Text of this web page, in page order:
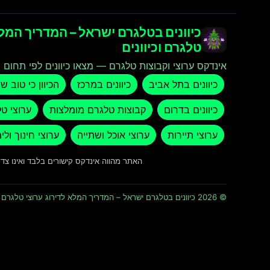
כיוונים בטלגרם ישראל – המדריך
טלגרם וכיוונים
אינדקס ערוצי וקבוצות טלגרם — מצאו כיוונים לפי תחום
כיוונים בתל אביב
כיוונים במרכז הכיוון כי טוב
כיוונים בדרום קבוצות טלגרם מומלצות ערוצי
ערוצי תיירות ערוצי אוכל ושתייה ערוצי חינוך
האתר מהווה אינדקס קישורים בלבד
© 2026 כיוונים בטלגרם ישראל – המדריך המלא לדירוג ערוצי טלגרם וכיוונים · כל הזכויות שמורות ומוגנות